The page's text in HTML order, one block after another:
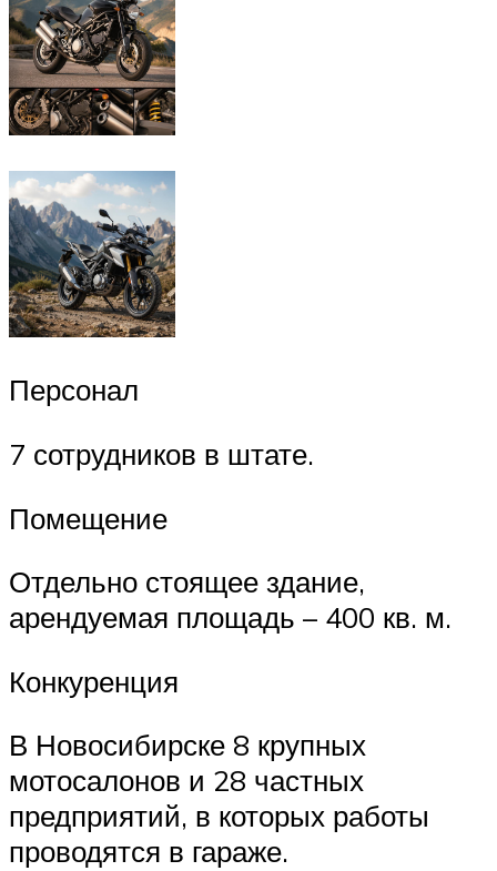
Персонал
7 сотрудников в штате.
Помещение
Отдельно стоящее здание,
арендуемая площадь – 400 кв. м.
Конкуренция
В Новосибирске 8 крупных
мотосалонов и 28 частных
предприятий, в которых работы
проводятся в гараже.